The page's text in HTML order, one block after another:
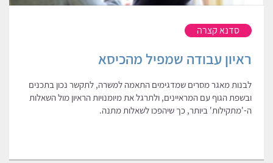
סדנא קצרה
ראיון עבודה שמפיל מהכיסא
לבנות מאגר מסרים שמדגימים התאמה למשרה, לתקשר נכון בתכנים
ובשפת הגוף עם המראיינים, ולתרגל את מיומנויות הראיון מול השאלות
ה-'מתקילות' ביותר, כך שיהפכו לשאלות מתנה.